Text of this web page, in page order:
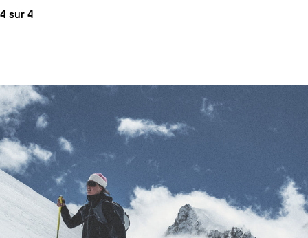
4 sur 4